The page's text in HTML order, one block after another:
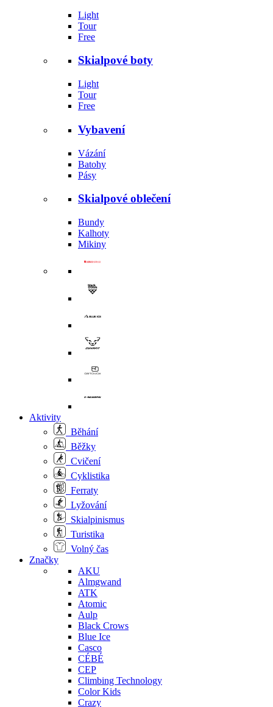
Light
Tour
Free
Skialpové boty
Light
Tour
Free
Vybavení
Vázání
Batohy
Pásy
Skialpové oblečení
Bundy
Kalhoty
Mikiny
Aktivity
Běhání
Běžky
Cvičení
Cyklistika
Ferraty
Lyžování
Skialpinismus
Turistika
Volný čas
Značky
AKU
Almgwand
ATK
Atomic
Aulp
Black Crows
Blue Ice
Casco
CÉBÉ
CEP
Climbing Technology
Color Kids
Crazy